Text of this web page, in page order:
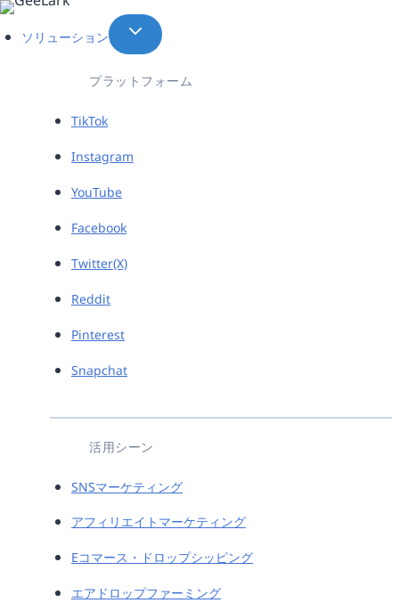
内
容
ソリューション
プラットフォーム
TikTok
Instagram
YouTube
Facebook
Twitter(X)
Reddit
Pinterest
Snapchat
活用シーン
SNSマーケティング
アフィリエイトマーケティング
Eコマース・ドロップシッピング
エアドロップファーミング